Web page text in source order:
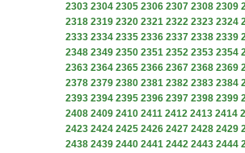
2303 2304 2305 2306 2307 2308 2309
2318 2319 2320 2321 2322 2323 2324
2333 2334 2335 2336 2337 2338 2339
2348 2349 2350 2351 2352 2353 2354
2363 2364 2365 2366 2367 2368 2369
2378 2379 2380 2381 2382 2383 2384
2393 2394 2395 2396 2397 2398 2399
2408 2409 2410 2411 2412 2413 2414
2423 2424 2425 2426 2427 2428 2429
2438 2439 2440 2441 2442 2443 2444